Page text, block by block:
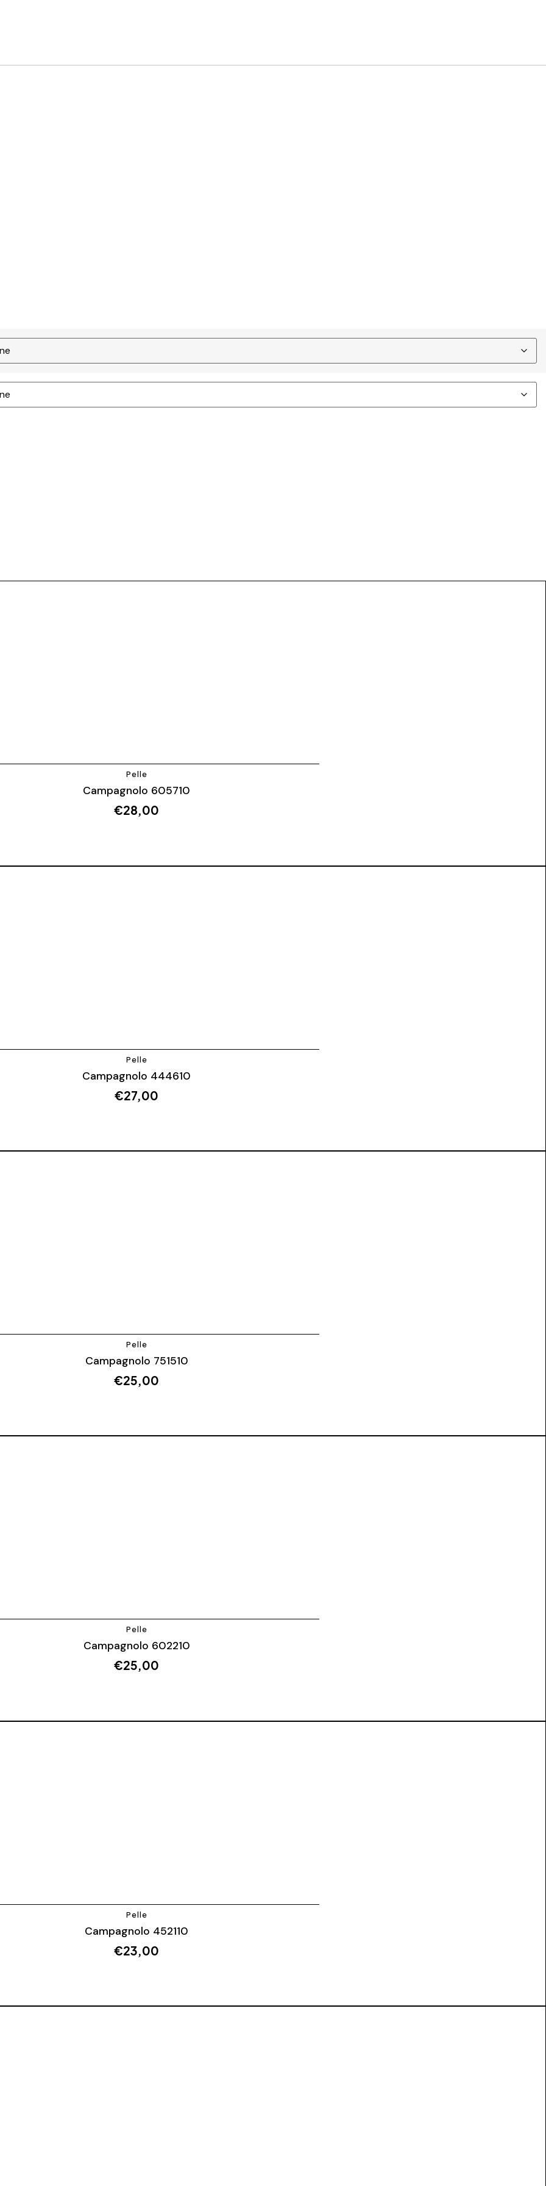
Pelle
Campagnolo 605710
€28,00
Pelle
Campagnolo 444610
€27,00
Pelle
Campagnolo 751510
€25,00
Pelle
Campagnolo 602210
€25,00
Pelle
Campagnolo 452110
€23,00